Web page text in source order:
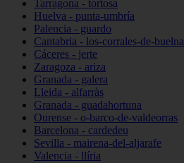
Tarragona - tortosa
Huelva - punta-umbría
Palencia - guardo
Cantabria - los-corrales-de-buelna
Cáceres - jerte
Zaragoza - ariza
Granada - galera
Lleida - alfarràs
Granada - guadahortuna
Ourense - o-barco-de-valdeorras
Barcelona - cardedeu
Sevilla - mairena-del-aljarafe
Valencia - llíria